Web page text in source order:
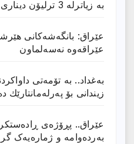
بە زیاترلە 3 ترلیۆن دیناری دیکە هەیە”
عێراق: بانگەشەكانی
عێراقەوە نەسەلماون
زیندانی بۆ پەرلەمانتارێك
عێراق.. پڕۆژەی
بەردەوامە و ژمارەیەک